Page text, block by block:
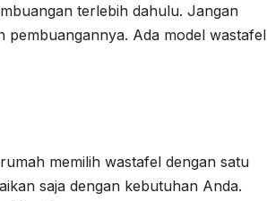
terlebih dahulu. Jangan
pembuangannya. Ada model wastafel
memilih wastafel dengan satu
saja dengan kebutuhan Anda.